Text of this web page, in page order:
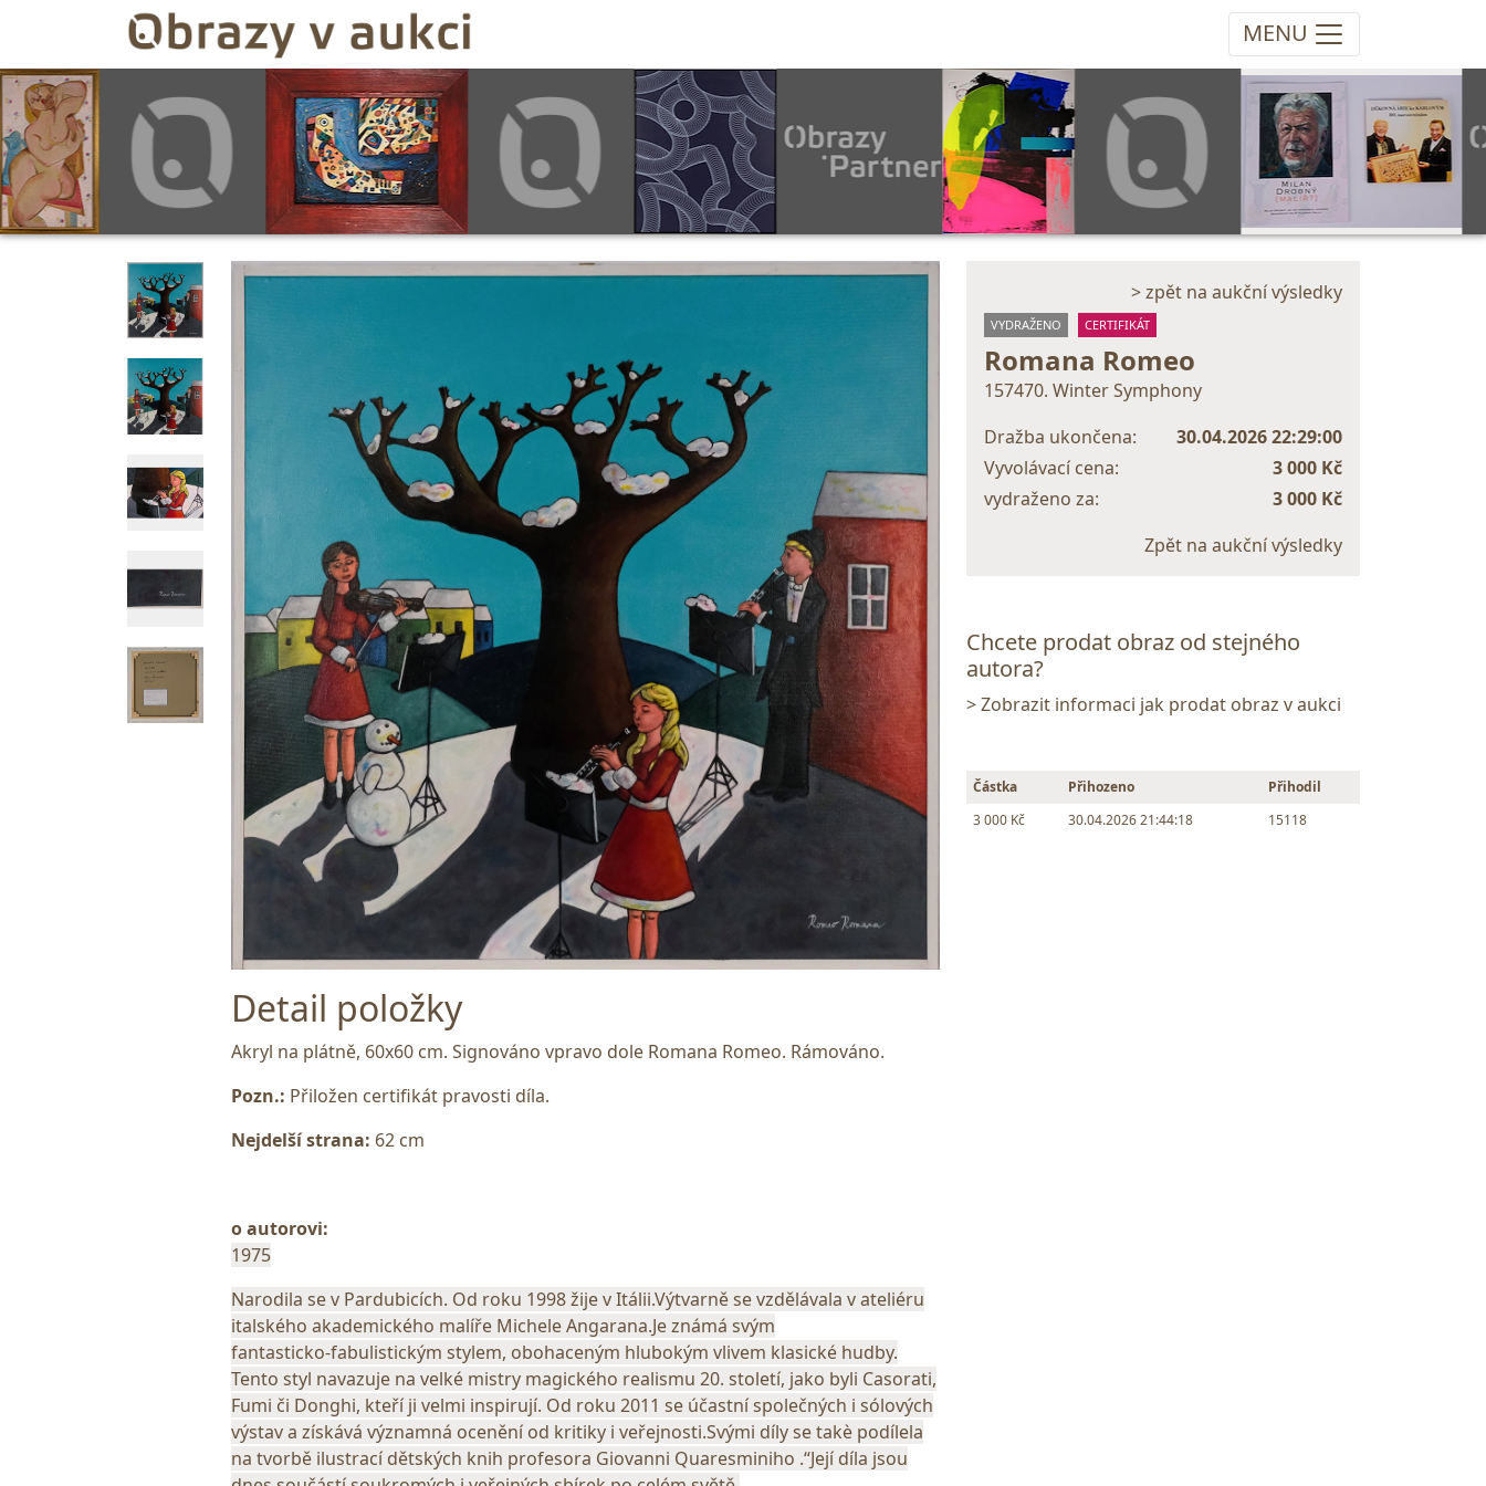
MENU
Detail položky
Akryl na plátně, 60x60 cm. Signováno vpravo dole Romana Romeo. Rámováno.
Pozn.: Přiložen certifikát pravosti díla.
Nejdelší strana: 62 cm
o autorovi:
1975
Narodila se v Pardubicích. Od roku 1998 žije v Itálii.Výtvarně se vzdělávala v ateliéru
italského akademického malíře Michele Angarana.Je známá svým
fantasticko‑fabulistickým stylem, obohaceným hlubokým vlivem klasické hudby.
Tento styl navazuje na velké mistry magického realismu 20. století, jako byli Casorati,
Fumi či Donghi, kteří ji velmi inspirují. Od roku 2011 se účastní společných i sólových
výstav a získává významná ocenění od kritiky i veřejnosti.Svými díly se takè podílela
na tvorbě ilustrací dětských knih profesora Giovanni Quaresminiho .“Její díla jsou
> zpět na aukční výsledky
VYDRAŽENO CERTIFIKÁT
Romana Romeo
157470. Winter Symphony
Dražba ukončena:
30.04.2026 22:29:00
Vyvolávací cena:
3 000 Kč
vydraženo za:
3 000 Kč
Zpět na aukční výsledky
Chcete prodat obraz od stejného
autora?
> Zobrazit informaci jak prodat obraz v aukci
Částka Přihozeno
Přihodil
3 000 Kč
30.04.2026 21:44:18 15118